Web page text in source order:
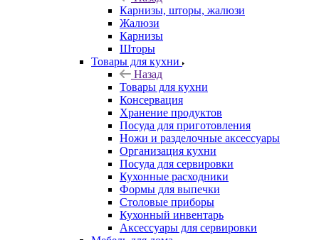
Карнизы, шторы, жалюзи
Жалюзи
Карнизы
Шторы
Товары для кухни
Назад
Товары для кухни
Консервация
Хранение продуктов
Посуда для приготовления
Ножи и разделочные аксессуары
Организация кухни
Посуда для сервировки
Кухонные расходники
Формы для выпечки
Столовые приборы
Кухонный инвентарь
Аксессуары для сервировки